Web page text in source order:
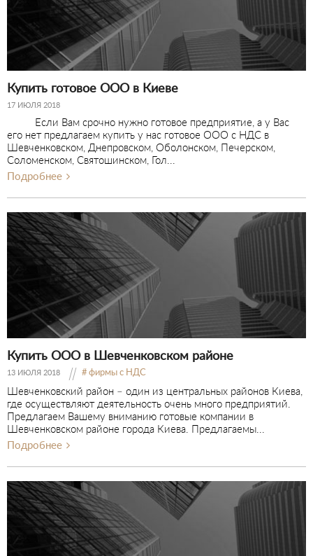
Купить готовое ООО в Киеве
17 ИЮЛЯ 2018
Если Вам срочно нужно готовое предприятие, а у Вас
его нет предлагаем купить у нас готовое ООО с НДС в
Шевченковском, Днепровском, Оболонском, Печерском,
Соломенском, Святошинском, Гол...
Подробнее
Купить ООО в Шевченковском районе
13 ИЮЛЯ 2018 фирмы с НДС
Шевченковский район – один из центральных районов Киева,
где осуществляют деятельность очень много предприятий.
Предлагаем Вашему вниманию готовые компании в
Шевченковском районе города Киева. Предлагаемы...
Подробнее